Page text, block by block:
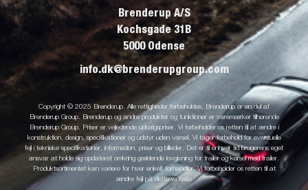
Brenderup A/S
Kochsgade 31B
5000 Odense
info.dk@brenderupgroup.com
Copyright © 2025 Brenderup. Alle rettigheder forbeholdes. Brenderup er en del af
Brenderup Group. Brenderup og andre produkter og funktioner er varemærker tilhørende
Brenderup Group. Priser er vejledende udsalgspriser. Vi forbeholder os retten til at ændre i
konstruktion, design, specifikationer og udstyr uden varsel. Vi tager forbehold for eventuelle
fejl i tekniske specifikationer, information, priser og billeder. Det er til enhver tid brugerens eget
ansvar at holde sig opdateret omkring gældende lovgivning for trailer og kørsel med trailer.
Produktsortimentet kan variere for hver enkelt forhandler. Vi forbeholder os retten til at
ændre fejl på dette website